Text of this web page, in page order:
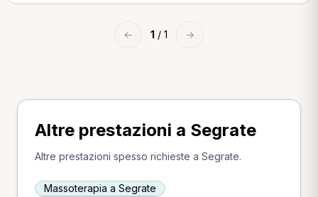
← 1 / 1 →
Altre prestazioni a Segrate
Altre prestazioni spesso richieste a Segrate.
Massoterapia a Segrate